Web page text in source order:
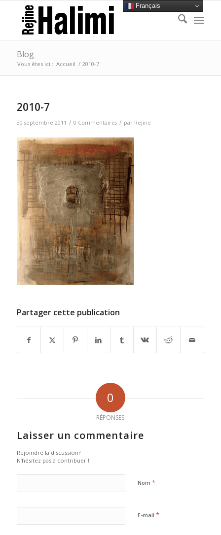
Blog
Vous êtes ici : Accueil / 2010-7
2010-7
30 septembre 2011 / 0 Commentaires / par Rejine
Partager cette publication
0
RÉPONSES
Laisser un commentaire
Rejoindre la discussion?
N’hésitez pas à contribuer !
Nom *
E-mail *
Français